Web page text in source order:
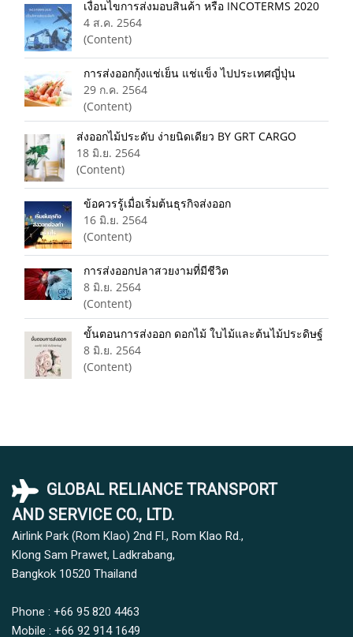
เงื่อนไขการส่งมอบสินค้า หรือ INCOTERMS 2020
4 ส.ค. 2564
(Content)
การส่งออกกุ้งแช่เย็น แช่แข็ง ไปประเทศญี่ปุ่น
29 ก.ค. 2564
(Content)
ส่งออกไม้ประดับ ง่ายนิดเดียว BY GRT CARGO
18 มิ.ย. 2564
(Content)
ข้อควรรู้เมื่อเริ่มต้นธุรกิจส่งออก
16 มิ.ย. 2564
(Content)
การส่งออกปลาสวยงามที่มีชีวิต
8 มิ.ย. 2564
(Content)
ขั้นตอนการส่งออก ดอกไม้ ใบไม้และต้นไม้ประดิษฐ์
8 มิ.ย. 2564
(Content)
GLOBAL RELIANCE TRANSPORT
AND SERVICE CO., LTD.
Airlink Park (Rom Klao) 2nd Fl., Rom Klao Rd.,
Klong Sam Prawet, Ladkrabang,
Bangkok 10520 Thailand
Phone : +66 95 820 4463
Mobile : +66 92 914 1649